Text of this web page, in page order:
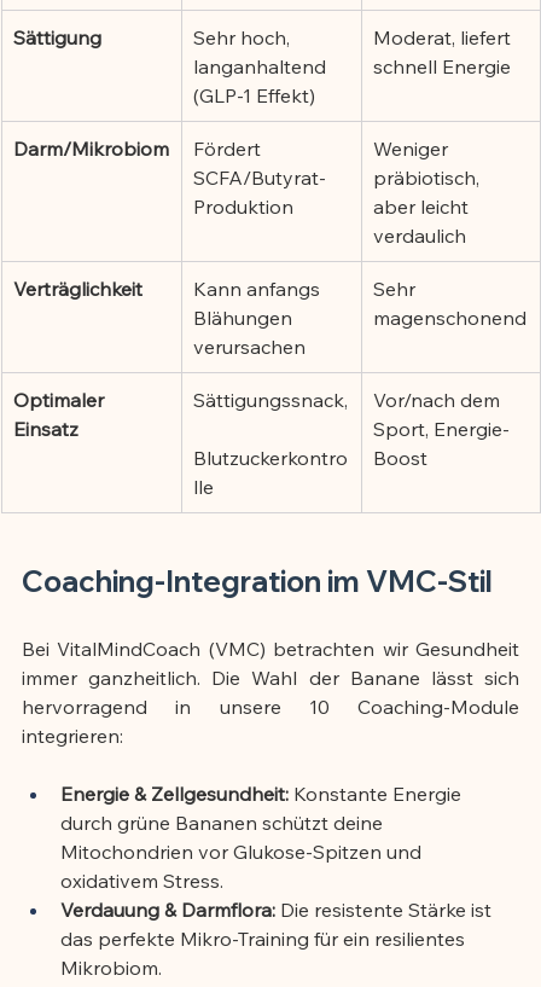
Sättigung
Sehr hoch,
langanhaltend
(GLP-1 Effekt)
Moderat, liefert
schnell Energie
Darm/Mikrobiom
Fördert
SCFA/Butyrat-
Produktion
Weniger
präbiotisch,
aber leicht
verdaulich
Verträglichkeit
Kann anfangs
Blähungen
verursachen
Sehr
magenschonend
Optimaler
Einsatz
Sättigungssnack,
Blutzuckerkontro
lle
Vor/nach dem
Sport, Energie-
Boost
Coaching-Integration im VMC-Stil
Bei VitalMindCoach (VMC) betrachten wir Gesundheit
immer ganzheitlich. Die Wahl der Banane lässt sich
hervorragend in unsere 10 Coaching-Module
integrieren:
Energie & Zellgesundheit: Konstante Energie
durch grüne Bananen schützt deine
Mitochondrien vor Glukose-Spitzen und
oxidativem Stress.
Verdauung & Darmflora: Die resistente Stärke ist
das perfekte Mikro-Training für ein resilientes
Mikrobiom.